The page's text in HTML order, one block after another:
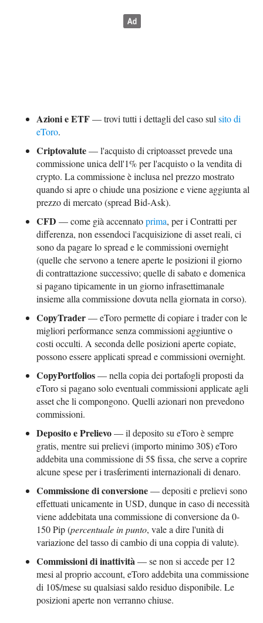
Azioni e ETF— trovi tutti i dettagli del caso sulsito di
eToro.
Criptovalute— l'acquisto di criptoasset prevede una
commissione unica dell'1% per l'acquisto o la vendita di
crypto. La commissione è inclusa nel prezzo mostrato
quando si apre o chiude una posizione e viene aggiunta al
prezzo di mercato (spread Bid-Ask).
CFD — come già accennatoprima, per i Contratti per
differenza, non essendoci l'acquisizione di asset reali, ci
sono da pagare lo spread e le commissioni overnight
(quelle che servono a tenere aperte le posizioni il giorno
di contrattazione successivo; quelle di sabato e domenica
si pagano tipicamente in un giorno infrasettimanale
insieme alla commissione dovuta nella giornata in corso).
CopyTrader— eToro permette di copiare i trader con le
migliori performance senza commissioni aggiuntive o
costi occulti. A seconda delle posizioni aperte copiate,
possono essere applicati spread e commissioni overnight.
CopyPortfolios— nella copia dei portafogli proposti da
eToro si pagano solo eventuali commissioni applicate agli
asset che li compongono. Quelli azionari non prevedono
commissioni.
Deposito e Prelievo— il deposito su eToro è sempre
gratis, mentre sui prelievi (importo minimo 30$) eToro
addebita una commissione di 5$ fissa, che serve a coprire
alcune spese per i trasferimenti internazionali di denaro.
Commissione di conversione— depositi e prelievi sono
effettuati unicamente in USD, dunque in caso di necessità
viene addebitata una commissione di conversione da 0-
150 Pip (percentuale in punto, vale a dire l'unità di
variazione del tasso di cambio di una coppia di valute).
Commissioni di inattività— se non si accede per 12
mesi al proprio account, eToro addebita una commissione
di 10$/mese su qualsiasi saldo residuo disponibile. Le
posizioni aperte non verranno chiuse.